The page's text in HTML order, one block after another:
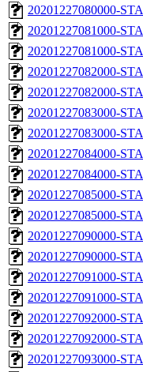
20201227080000-
20201227081000-
20201227081000-
20201227082000-
20201227082000-
20201227083000-
20201227083000-
20201227084000-
20201227084000-
20201227085000-
20201227085000-
20201227090000-
20201227090000-
20201227091000-
20201227091000-
20201227092000-
20201227092000-
20201227093000-